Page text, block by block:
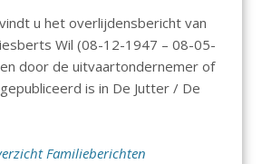
u het overlijdensbericht van
Wil (08-12-1947 – 08-05-
door de uitvaartondernemer of
is in De Jutter / De
Familieberichten